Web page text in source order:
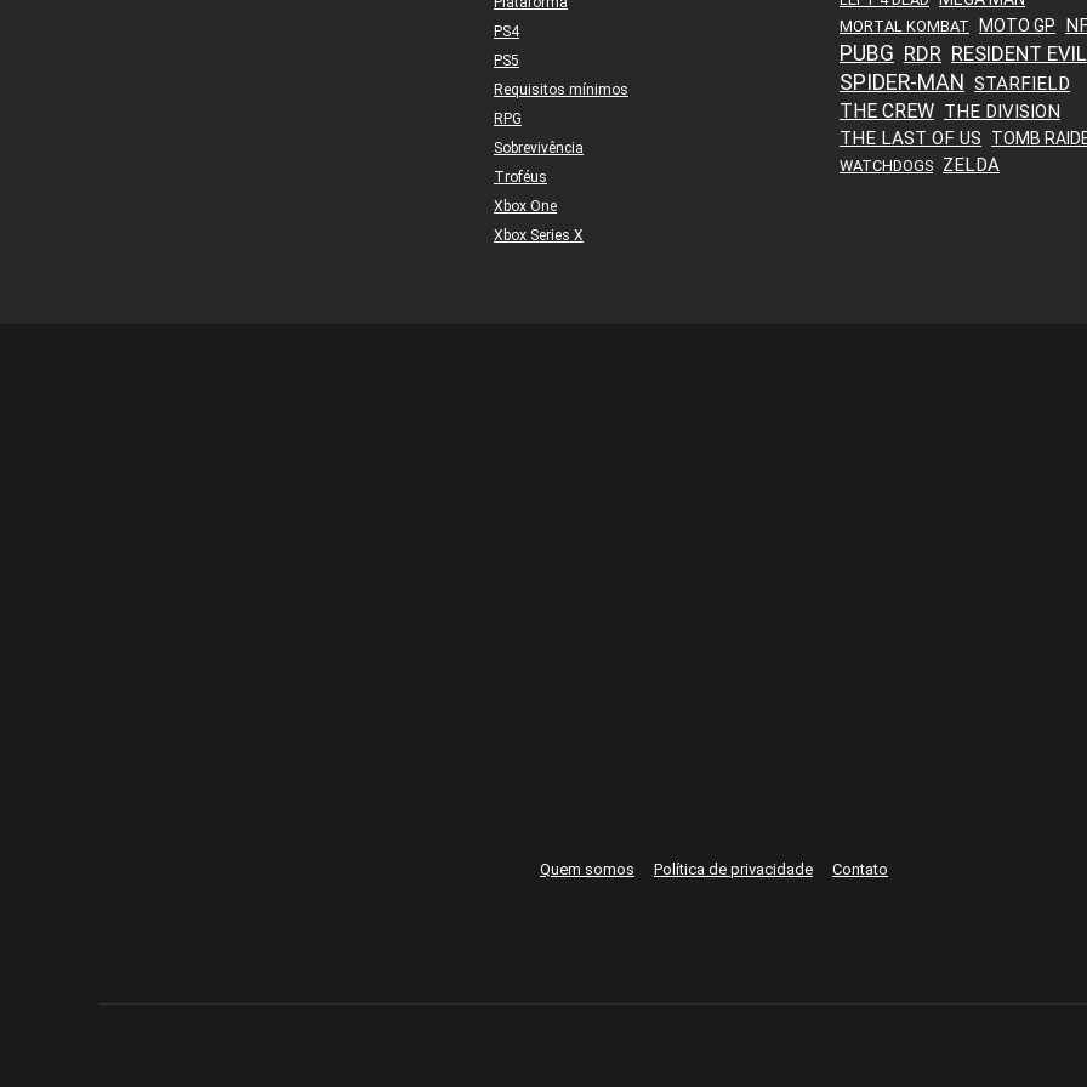
PS4
PS5
Requisitos mínimos
RPG
Sobrevivência
Troféus
Xbox One
Xbox Series X
MORTAL KOMBAT MOTO GP
PUBG RDR RESIDENT EVIL
SPIDER-MAN STARFIELD
THE CREW THE DIVISION
THE LAST OF US
TOMB
WATCHDOGS ZELDA
Quem somos Política de privacidade Contato